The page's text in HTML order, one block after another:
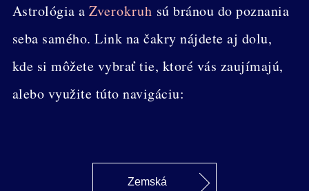
Astrológia aZverokruh sú bránou do poznania
seba samého. Link na čakry nájdete aj dolu,
kde si môžete vybrať tie, ktoré vás zaujímajú,
alebo využite túto navigáciu:
Zemská